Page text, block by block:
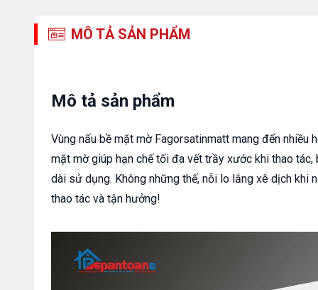
MÔ TẢ SẢN PHẨM
Mô tả sản phẩm
Vùng nấu bề mặt mờ Fagorsatinmatt mang đến nhiều
mặt mờ giúp hạn chế tối đa vết trầy xước khi thao
dài sử dụng. Không những thế, nỗi lo lắng xê dịch khi
thao tác và tận hưởng!